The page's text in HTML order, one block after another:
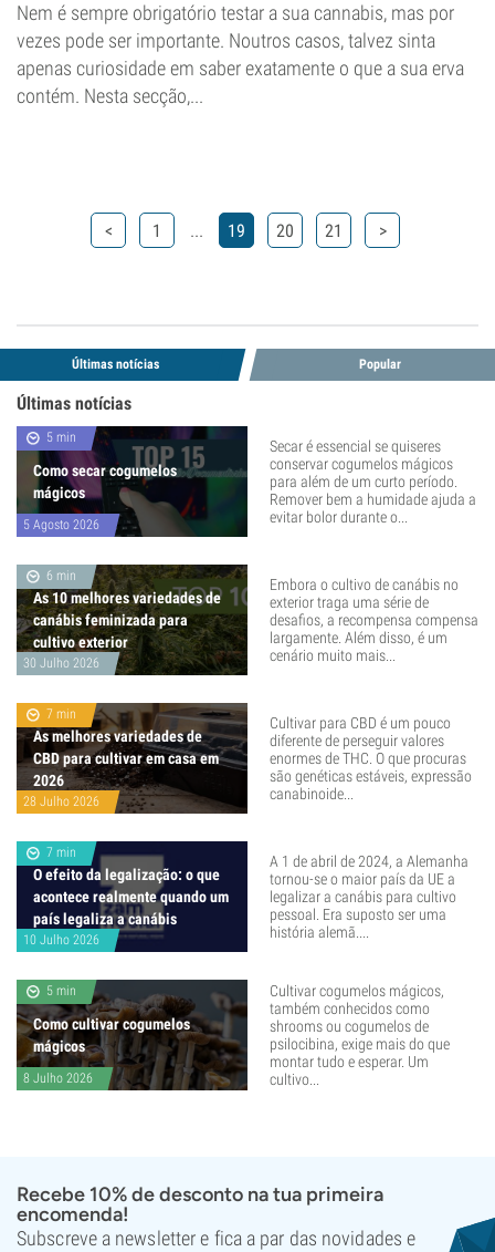
Nem é sempre obrigatório testar a sua cannabis, mas por
vezes pode ser importante. Noutros casos, talvez sinta
apenas curiosidade em saber exatamente o que a sua erva
contém. Nesta secção,...
< 1 ... 19 20 21 >
Últimas notícias Popular
Últimas notícias
5 min
Como secar cogumelos
mágicos
5 Agosto 2026
Secar é essencial se quiseres
conservar cogumelos mágicos
para além de um curto período.
Remover bem a humidade ajuda a
evitar bolor durante o...
6 min
As 10 melhores variedades de
canábis feminizada para
cultivo exterior
30 Julho 2026
Embora o cultivo de canábis no
exterior traga uma série de
desafios, a recompensa compensa
largamente. Além disso, é um
cenário muito mais...
7 min
As melhores variedades de
CBD para cultivar em casa em
2026
28 Julho 2026
Cultivar para CBD é um pouco
diferente de perseguir valores
enormes de THC. O que procuras
são genéticas estáveis, expressão
canabinoide...
7 min
O efeito da legalização: o que
acontece realmente quando um
país legaliza a canábis
10 Julho 2026
A 1 de abril de 2024, a Alemanha
tornou-se o maior país da UE a
legalizar a canábis para cultivo
pessoal. Era suposto ser uma
história alemã....
5 min
Como cultivar cogumelos
mágicos
8 Julho 2026
Cultivar cogumelos mágicos,
também conhecidos como
shrooms ou cogumelos de
psilocibina, exige mais do que
montar tudo e esperar. Um
cultivo...
Recebe 10% de desconto na tua primeira
encomenda!
Subscreve a newsletter e fica a par das novidades e